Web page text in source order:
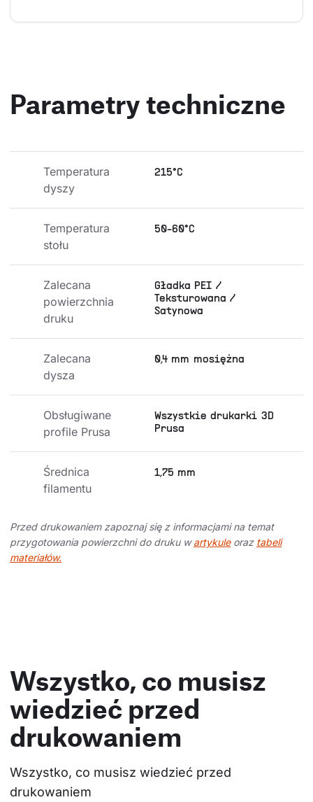
Parametry techniczne
Temperatura
dyszy
215°C
Temperatura
stołu
50-60°C
Zalecana
powierzchnia
druku
Gładka PEI /
Teksturowana /
Satynowa
Zalecana
dysza
0,4 mm mosiężna
Obsługiwane
profile Prusa
Wszystkie drukarki 3D
Prusa
Średnica
filamentu
1,75 mm
Przed drukowaniem zapoznaj się z informacjami na temat
przygotowania powierzchni do druku wartykuleoraz tabeli
materiałów.
Wszystko, co musisz
wiedzieć przed
drukowaniem
Wszystko, co musisz wiedzieć przed
drukowaniem